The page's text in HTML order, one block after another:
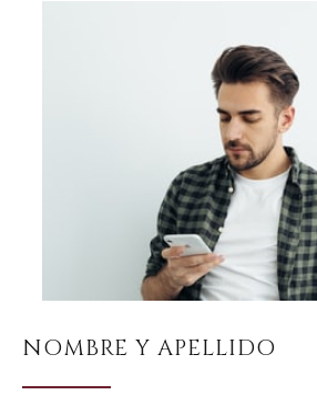
NOMBRE Y APELLIDO